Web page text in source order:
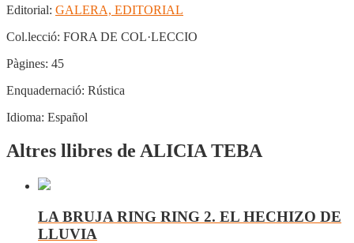
Editorial: GALERA, EDITORIAL
Col.lecció: FORA DE COL·LECCIO
Pàgines: 45
Enquadernació: Rústica
Idioma: Español
Altres llibres de ALICIA TEBA
LA BRUJA RING RING 2. EL HECHIZO DE
LLUVIA